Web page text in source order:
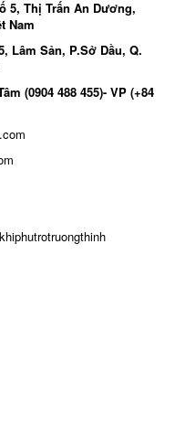
5, Thị Trấn An Dương,
Nam
Lâm Sản, P.Sở Dầu, Q.
(0904 488 455)- VP (+84